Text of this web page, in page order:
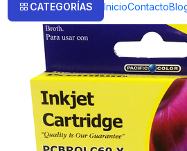
CATEGORÍAS InicioContacto